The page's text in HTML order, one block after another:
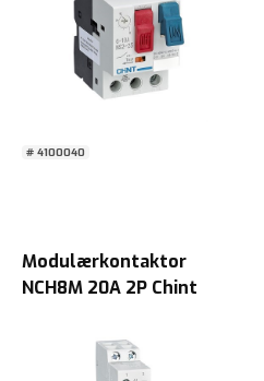
# 4100040
Modulærkontaktor
NCH8M 20A 2P Chint